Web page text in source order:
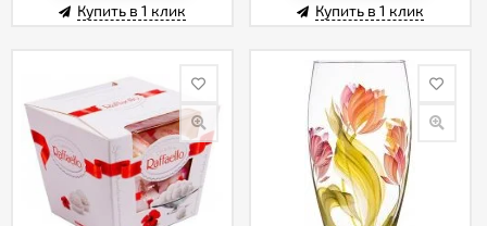
Купить в 1 клик Купить в 1 клик